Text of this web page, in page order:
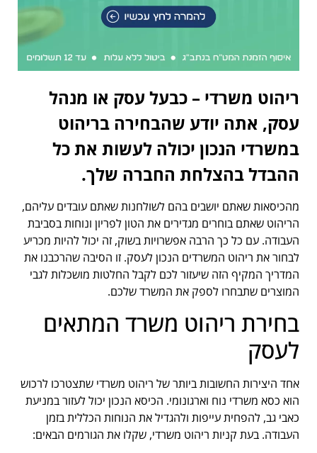
ריהוט משרדי – כבעל עסק או מנהל
עסק, אתה יודע שהבחירה בריהוט
במשרדי הנכון יכולה לעשות את כל
ההבדל בהצלחת החברה שלך.
מהכיסאות שאתם יושבים בהם לשולחנות שאתם עובדים עליהם,
הריהוט שאתם בוחרים מגדירים את הטון לפריון ונוחות בסביבת
העבודה. עם כל כך הרבה אפשרויות בשוק, זה יכול להיות מכריע
לבחור את ריהוט המשרדים הנכון לעסק. זו הסיבה שהרכבנו את
המדריך המקיף הזה שיעזור לכם לקבל החלטות מושכלות לגבי
המוצרים שתבחרו לספק את המשרד שלכם.
בחירת ריהוט משרד המתאים
לעסק
אחד היצירות החשובות ביותר של ריהוט משרדי שתצטרכו לרכוש
הוא כסא משרדי נוח וארגונומי. הכיסא הנכון יכול לעזור במניעת
כאבי גב, להפחית עייפות ולהגדיל את הנוחות הכללית בזמן
העבודה. בעת קניות ריהוט משרדי, שקלו את הגורמים הבאים: